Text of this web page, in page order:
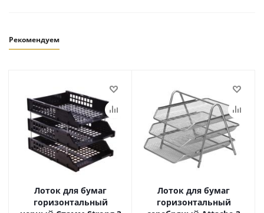
Рекомендуем
Лоток для бумаг
горизонтальный
Лоток для бумаг
горизонтальный